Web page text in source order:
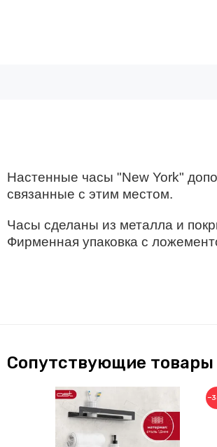
Настенные часы "New York"
связанные с этим местом.
Часы сделаны из металла и
Фирменная упаковка с
Сопутствующие товары